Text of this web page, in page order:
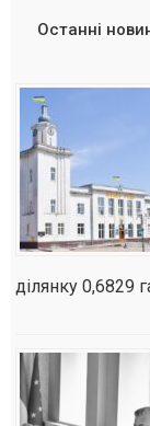
Останні
ділянку 0,6829